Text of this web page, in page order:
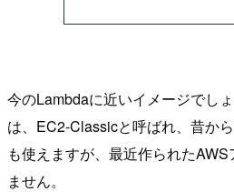
今のLambdaに近いイメージでし
は、EC2-Classicと呼ばれ、昔か
も使えますが、最近作られた
ません。